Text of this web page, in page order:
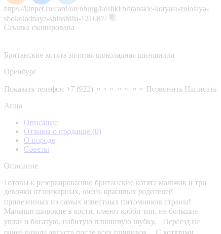
https://kinpet.ru/card/orenburg/koshki/britanskie-kotyata-zolotaya-
shokoladnaya-shinshilla-121687/
Ссылка скопирована
Британские котята золотая шоколадная шиншилла
Оренбург
Показать телефон +7 (922) ⚬⚬⚬ ⚬⚬ ⚬⚬ Позвонить Написать
Анна
Описание
Отзывы о продавце (0)
О породе
Советы
Описание
Готовы к резервированию британские котята мальчик и три
девочки от шикарных, очень красивых родителей
привезенных из самых известных питомников страны!
Малыши широкие в кости, имеют кобби тип, не большие
ушки и богатую, набитую плюшевую шубку, Переезд не
ранее начала августа после всех прививок. С котятами